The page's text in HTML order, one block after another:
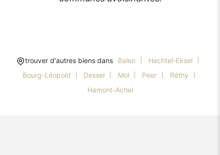
trouver d'autres biens dans Balen
Hechtel-Eksel
Bourg-Léopold
Dessel Mol Peer
Réthy
Hamont-Achel